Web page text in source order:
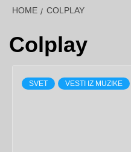
HOME COLPLAY
Colplay
SVET VESTI IZ MUZIKE